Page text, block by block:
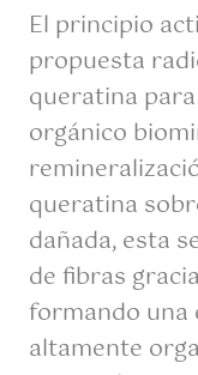
El principio
propuesta
queratina
orgánico
queratina
dañada, esta
de fibras
formando
altamente